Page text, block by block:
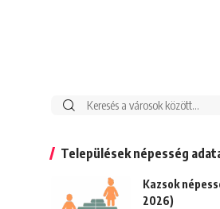
Keresés:
Települések népesség
Kazsok
2026)